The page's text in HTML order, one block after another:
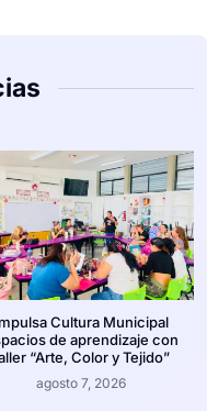
Cultura Municipal
de aprendizaje con
“Arte, Color y Tejido”
agosto 7, 2026